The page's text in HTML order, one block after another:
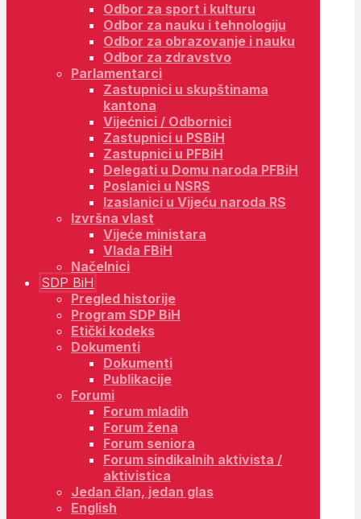
Odbor za sport i kulturu
Odbor za nauku i tehnologiju
Odbor za obrazovanje i nauku
Odbor za zdravstvo
Parlamentarci
Zastupnici u skupštinama
kantona
Vijećnici / Odbornici
Zastupnici u PSBiH
Zastupnici u PFBiH
Delegati u Domu naroda PFBiH
Poslanici u NSRS
Izaslanici u Vijeću naroda RS
Izvršna vlast
Vijeće ministara
Vlada FBiH
Načelnici
SDP BiH
Pregled historije
Program SDP BiH
Etički kodeks
Dokumenti
Dokumenti
Publikacije
Forumi
Forum mladih
Forum žena
Forum seniora
Forum sindikalnih aktivista /
aktivistica
Jedan član, jedan glas
English